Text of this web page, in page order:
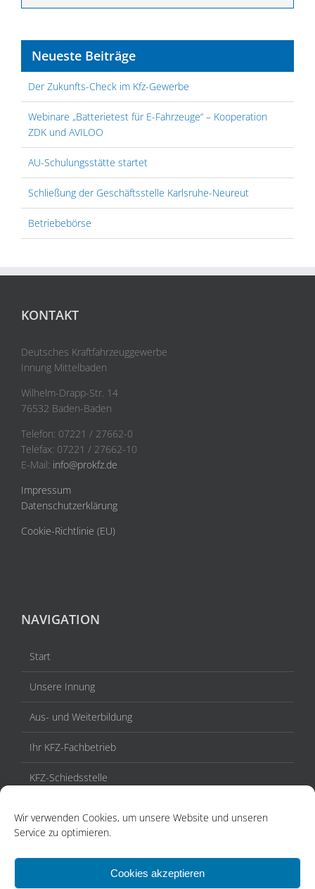
Wir verwenden Cookies, um unsere Website und unseren
Service zu optimieren.
Cookies akzeptieren
Neueste Beiträge
Der Zukunfts-Check im Kfz-Gewerbe
Webinare „Batterietest für E-Fahrzeuge“ – Kooperation
ZDK und AVILOO
AU-Schulungsstätte startet
Schließung der Geschäftsstelle Karlsruhe-Neureut
Betriebebörse
KONTAKT
Deutsches Kraftfahrzeuggewerbe
Innung Mittelbaden
Wilhelm-Drapp-Str. 14
76532 Baden-Baden
Telefon: 07221 / 27662-0
Telefax: 07221 / 27662-10
E-Mail: info@prokfz.de
Impressum
Datenschutzerklärung
Cookie-Richtlinie (EU)
NAVIGATION
Start
Unsere Innung
Aus- und Weiterbildung
Ihr KFZ-Fachbetrieb
KFZ-Schiedsstelle
Aktuelles